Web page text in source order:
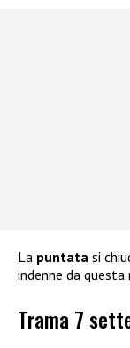
La puntata si
indenne da
Trama 7